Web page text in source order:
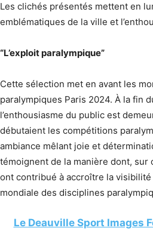
Les clichés présentés mettent en
emblématiques de la ville et
“L’exploit paralympique”
Cette sélection met en avant les
paralympiques Paris 2024. À la fin
l’enthousiasme du public est
débutaient les compétitions
ambiance mêlant joie et
témoignent de la manière dont, sur
ont contribué à accroître la
mondiale des disciplines
Le Deauville Sport Images